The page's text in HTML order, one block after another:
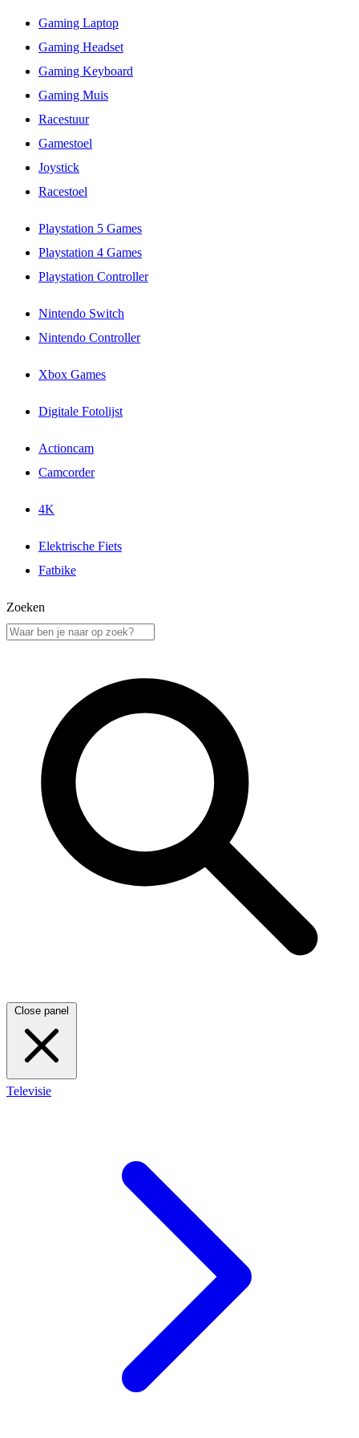
Gaming Laptop
Gaming Headset
Gaming Keyboard
Gaming Muis
Racestuur
Gamestoel
Joystick
Racestoel
Playstation 5 Games
Playstation 4 Games
Playstation Controller
Nintendo Switch
Nintendo Controller
Xbox Games
Digitale Fotolijst
Actioncam
Camcorder
4K
Elektrische Fiets
Fatbike
Zoeken
Close panel
Televisie